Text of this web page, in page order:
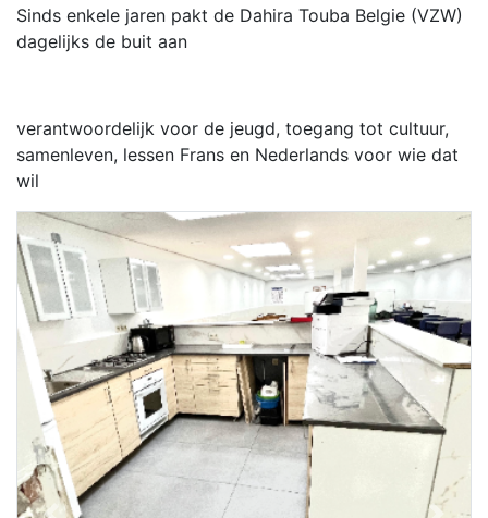
Sinds enkele jaren pakt de Dahira Touba Belgie (VZW)
dagelijks de buit aan
verantwoordelijk voor de jeugd, toegang tot cultuur,
samenleven, lessen Frans en Nederlands voor wie dat
wil